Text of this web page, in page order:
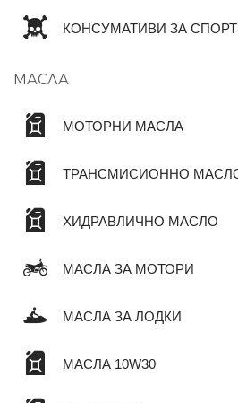
КОНСУМАТИВИ ЗА
МАСЛА
МОТОРНИ МАСЛА
ТРАНСМИСИОННО
ХИДРАВЛИЧНО МАСЛО
МАСЛА ЗА МОТОРИ
МАСЛА ЗА ЛОДКИ
МАСЛА 10W30